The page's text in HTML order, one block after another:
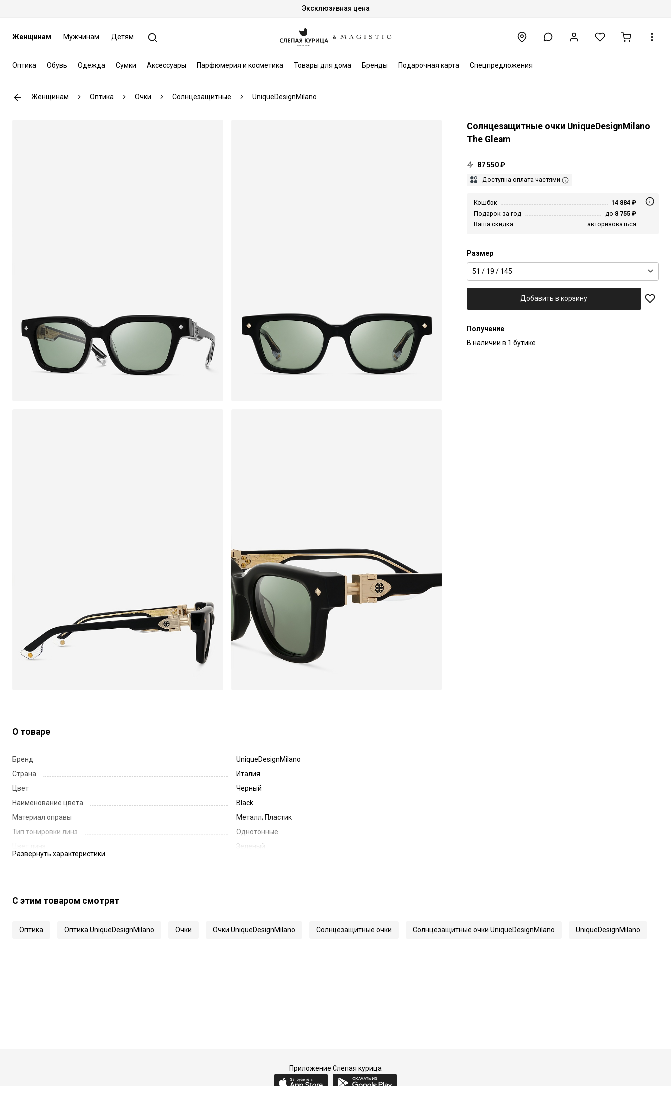
Эксклюзивная цена
Женщинам Мужчинам Детям
Оптика Обувь Одежда Сумки Аксессуары Парфюмерия и косметика Товары для дома Бренды Подарочная карта Спецпредложения
Женщинам Оптика Очки Солнцезащитные UniqueDesignMilano
Солнцезащитные очки UniqueDesignMilano
The Gleam
87 550 ₽
Доступна оплата частями
Кэшбэк
14 884 ₽
Подарок за год
до 8 755 ₽
Ваша скидка
авторизоваться
Размер
51 / 19 / 145
Добавить в корзину
Получение
В наличии в 1 бутике
О товаре
Бренд
UniqueDesignMilano
Страна
Италия
Цвет
Черный
Наименование цвета
Black
Материал оправы
Металл; Пластик
Тип тонировки линз
Однотонные
Цвет линз
Зеленый
Длина заушника
Артикул
The Gleam
Развернуть характеристики
С этим товаром смотрят
Оптика Оптика UniqueDesignMilano Очки Очки UniqueDesignMilano Солнцезащитные очки Солнцезащитные очки UniqueDesignMilano UniqueDesignMilano
Приложение Слепая курица